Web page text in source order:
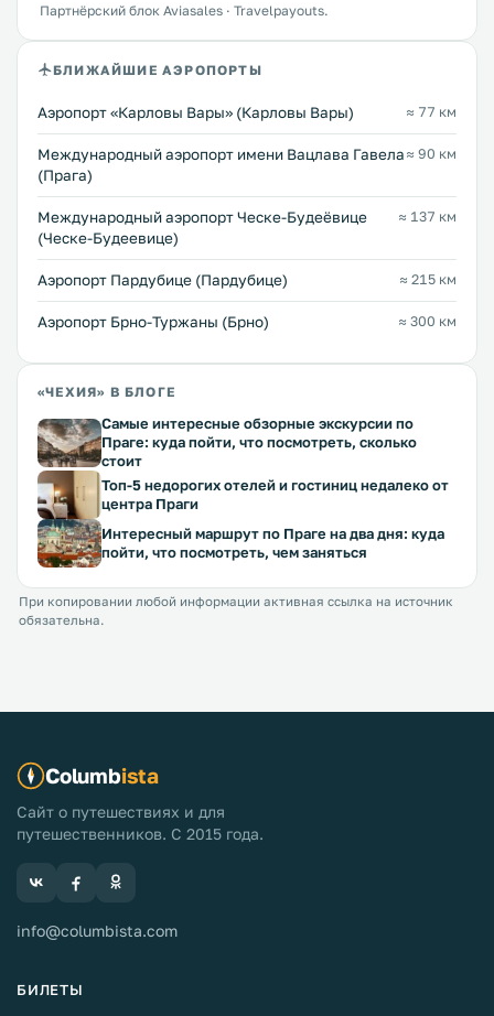
Партнёрский блок Aviasales · Travelpayouts.
БЛИЖАЙШИЕ АЭРОПОРТЫ
Аэропорт «Карловы Вары» (Карловы Вары) ≈ 77 км
Международный аэропорт имени Вацлава Гавела
(Прага)
≈ 90 км
Международный аэропорт Ческе-Будеёвице
(Ческе-Будеевице)
≈ 137 км
Аэропорт Пардубице (Пардубице) ≈ 215 км
Аэропорт Брно-Туржаны (Брно) ≈ 300 км
«ЧЕХИЯ» В БЛОГЕ
Самые интересные обзорные экскурсии по
Праге: куда пойти, что посмотреть, сколько
стоит
Топ-5 недорогих отелей и гостиниц недалеко от
центра Праги
Интересный маршрут по Праге на два дня: куда
пойти, что посмотреть, чем заняться
При копировании любой информации активная ссылка на источник
обязательна.
Columbista
Сайт о путешествиях и для
путешественников. С 2015 года.
info@columbista.com
БИЛЕТЫ